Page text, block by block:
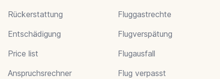
Rückerstattung
Entschädigung
Price list
Anspruchsrechner
Fluggastrechte
Flugverspätung
Flugausfall
Flug verpasst